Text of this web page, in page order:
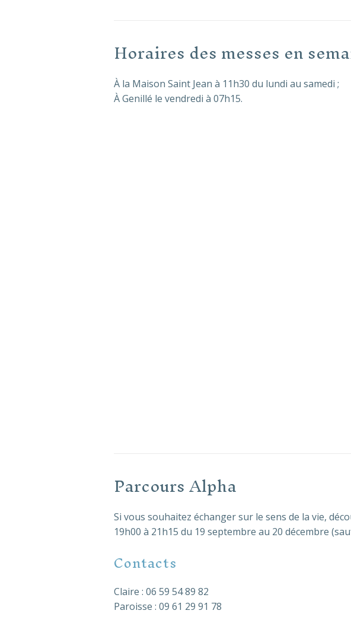
Horaires des messes en
À la Maison Saint Jean à 11h30 du lundi au samedi ;
À Genillé le vendredi à 07h15.
Parcours Alpha
Si vous souhaitez échanger sur le sens de la vie,
19h00 à 21h15 du 19 septembre au 20 décembre
Contacts
Claire : 06 59 54 89 82
Paroisse : 09 61 29 91 78